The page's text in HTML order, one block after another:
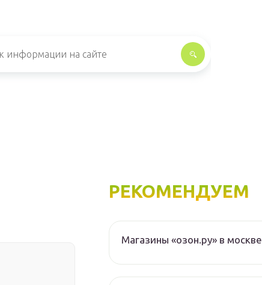
РЕКОМЕНДУЕМ
Магазины «озон.ру» в москве